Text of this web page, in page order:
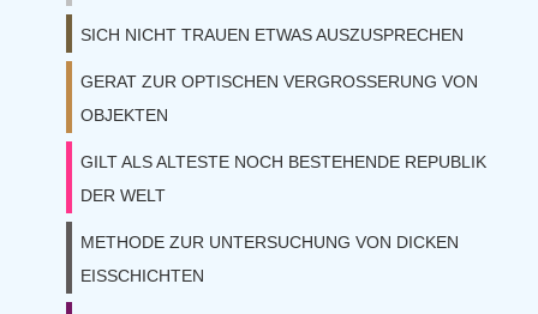
SICH NICHT TRAUEN ETWAS AUSZUSPRECHEN
GERAT ZUR OPTISCHEN VERGROSSERUNG VON
OBJEKTEN
GILT ALS ALTESTE NOCH BESTEHENDE REPUBLIK
DER WELT
METHODE ZUR UNTERSUCHUNG VON DICKEN
EISSCHICHTEN